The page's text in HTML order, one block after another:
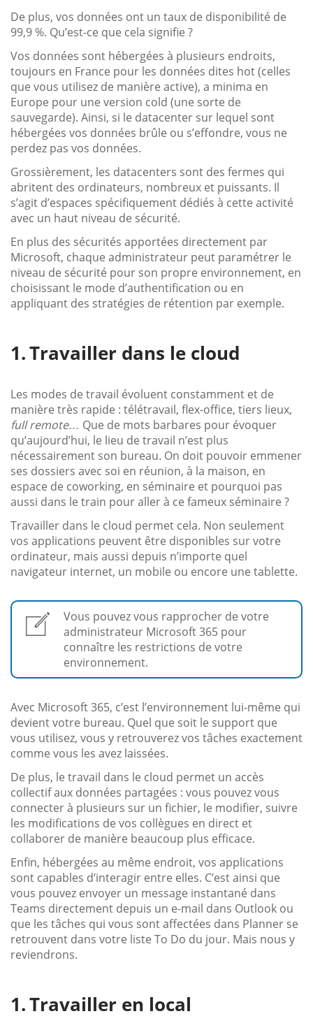
De plus, vos données ont un taux de disponibilité de
99,9 %. Qu’est-ce que cela signifie ?
Vos données sont hébergées à plusieurs endroits,
toujours en France pour les données dites hot (celles
que vous utilisez de manière active), a minima en
Europe pour une version cold (une sorte de
sauvegarde). Ainsi, si le datacenter sur lequel sont
hébergées vos données brûle ou s’effondre, vous ne
perdez pas vos données.
Grossièrement, les datacenters sont des fermes qui
abritent des ordinateurs, nombreux et puissants. Il
s’agit d’espaces spécifiquement dédiés à cette activité
avec un haut niveau de sécurité.
En plus des sécurités apportées directement par
Microsoft, chaque administrateur peut paramétrer le
niveau de sécurité pour son propre environnement, en
choisissant le mode d’authentification ou en
appliquant des stratégies de rétention par exemple.
Travailler dans le cloud
Les modes de travail évoluent constamment et de
manière très rapide : télétravail, flex-office, tiers lieux,
full remote… Que de mots barbares pour évoquer
qu’aujourd’hui, le lieu de travail n’est plus
nécessairement son bureau. On doit pouvoir emmener
ses dossiers avec soi en réunion, à la maison, en
espace de coworking, en séminaire et pourquoi pas
aussi dans le train pour aller à ce fameux séminaire ?
Travailler dans le cloud permet cela. Non seulement
vos applications peuvent être disponibles sur votre
ordinateur, mais aussi depuis n’importe quel
navigateur internet, un mobile ou encore une tablette.
Vous pouvez vous rapprocher de votre
administrateur Microsoft 365 pour
connaître les restrictions de votre
environnement.
Avec Microsoft 365, c’est l’environnement lui-même qui
devient votre bureau. Quel que soit le support que
vous utilisez, vous y retrouverez vos tâches exactement
comme vous les avez laissées.
De plus, le travail dans le cloud permet un accès
collectif aux données partagées : vous pouvez vous
connecter à plusieurs sur un fichier, le modifier, suivre
les modifications de vos collègues en direct et
collaborer de manière beaucoup plus efficace.
Enfin, hébergées au même endroit, vos applications
sont capables d’interagir entre elles. C’est ainsi que
vous pouvez envoyer un message instantané dans
Teams directement depuis un e-mail dans Outlook ou
que les tâches qui vous sont affectées dans Planner se
retrouvent dans votre liste To Do du jour. Mais nous y
reviendrons.
Travailler en local